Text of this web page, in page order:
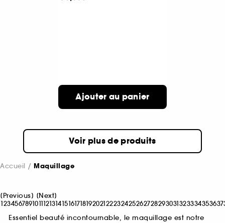
Ajouter au panier
Voir plus de produits
Accueil Maquillage
[Previous] [Next]
12345678910111213141516171819202122232425262728293031323334353637
Essentiel beauté incontournable, le maquillage est notre